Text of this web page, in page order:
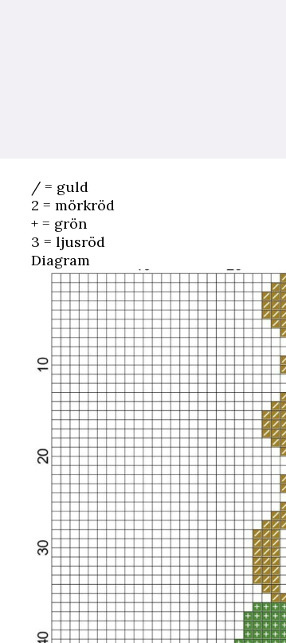
/ = guld
2 = mörkröd
+ = grön
3 = ljusröd
Diagram